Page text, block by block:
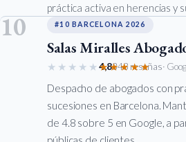
práctica activa en herencias y
10 #10 BARCELONA 2026
Salas Miralles
★★★★★★★★★★
4,8343 reseñas·
Despacho de abogados con
sucesiones en Barcelona.
de 4.8 sobre 5 en Google, a